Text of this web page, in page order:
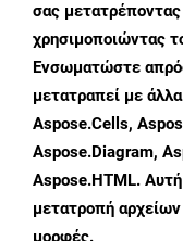
σας
χρησιμοποιώντας
Ενσωματώστε
μετατραπεί με
Aspose.Cells,
Aspose.Diagram,
Aspose.HTML.
μετατροπή
μορφές.